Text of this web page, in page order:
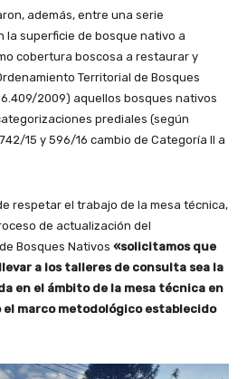
además, entre una serie
la superficie de bosque nativo a
cobertura boscosa a restaurar y
Territorial de Bosques
6.409/2009) aquellos bosques nativos
prediales (según
15 y 596/16 cambio de Categoría II a
respetar el trabajo de la mesa técnica,
de actualización del
Bosques Nativos «solicitamos que
a los talleres de consulta sea la
en el ámbito de la mesa técnica en
el marco metodológico establecido